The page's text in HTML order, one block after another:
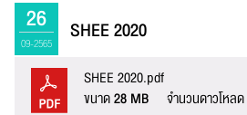
26
09-2565 SHEE 2020
SHEE 2020.pdf
ขนาด28 MB จำนวนดาวโหลด
ชื่อ :